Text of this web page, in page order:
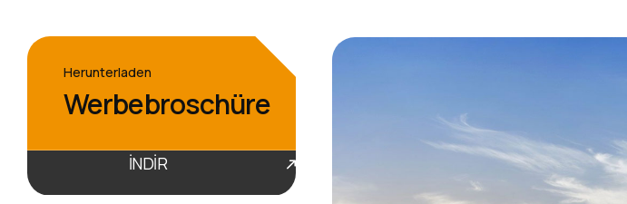
Herunterladen
Werbebroschüre
İNDİR